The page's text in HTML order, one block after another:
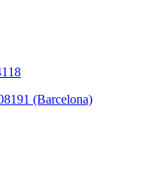
(Barcelona)